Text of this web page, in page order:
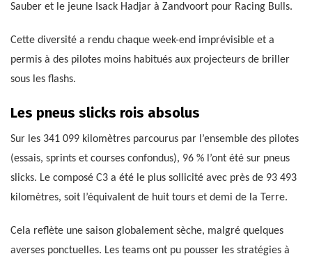
Sauber et le jeune Isack Hadjar à Zandvoort pour Racing Bulls.
Cette diversité a rendu chaque week-end imprévisible et a
permis à des pilotes moins habitués aux projecteurs de briller
sous les flashs.
Les pneus slicks rois absolus
Sur les 341 099 kilomètres parcourus par l’ensemble des pilotes
(essais, sprints et courses confondus), 96 % l’ont été sur pneus
slicks. Le composé C3 a été le plus sollicité avec près de 93 493
kilomètres, soit l’équivalent de huit tours et demi de la Terre.
Cela reflète une saison globalement sèche, malgré quelques
averses ponctuelles. Les teams ont pu pousser les stratégies à